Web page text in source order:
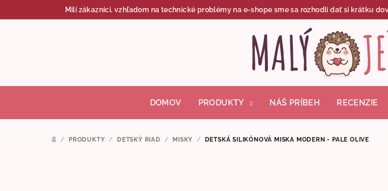
na
Milí zákazníci, vzhľadom na technické problémy na e-shope sme sa rozhodli dať si krátku
DOMOV PRODUKTY NÁŠ PRÍBEH RECENZIE
DOMOV
/ PRODUKTY / DETSKÝ RIAD / MISKY / DETSKÁ SILIKÓNOVÁ MISKA MODERN - PALE OLIVE